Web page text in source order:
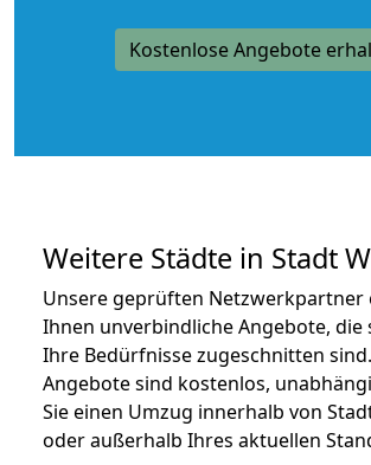
Kostenlose Angebote
Weitere Städte in Stadt
Unsere geprüften Netzwerkpartner
Ihnen unverbindliche Angebote, die
Ihre Bedürfnisse zugeschnitten
Angebote sind kostenlos,
Sie einen Umzug innerhalb von
oder außerhalb Ihres aktuellen